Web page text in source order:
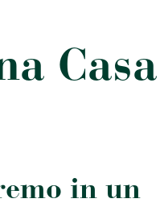
Casa
in un